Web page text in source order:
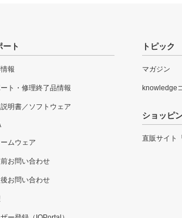
ート
報
ト・修理終了品情報
明書／ソフトウェア
ムウェア
お問い合わせ
お問い合わせ
トピック
マガジン
knowledge
ショッピ
直販サイト